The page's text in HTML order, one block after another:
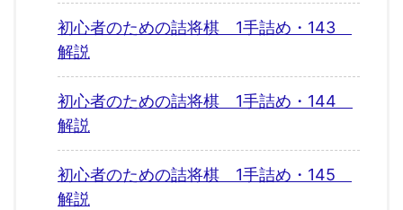
初心者のための詰将棋 1手詰め・143
解説
初心者のための詰将棋 1手詰め・144
解説
初心者のための詰将棋 1手詰め・145
解説